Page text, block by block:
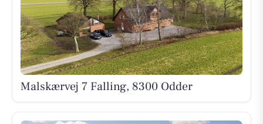
Malskærvej 7 Falling, 8300 Odder